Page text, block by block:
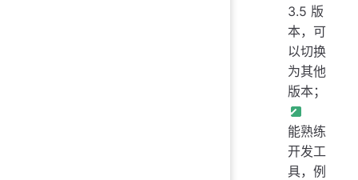
3.5 版
本，可
以切换
为其他
版本；
能熟练
开发工
具，例